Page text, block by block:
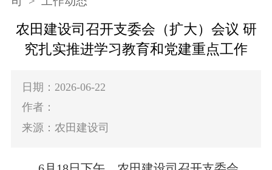
农田建设司召开支委会（扩大）会议 研
究扎实推进学习教育和党建重点工作
日期：2026-06-22
作者：
来源：农田建设司